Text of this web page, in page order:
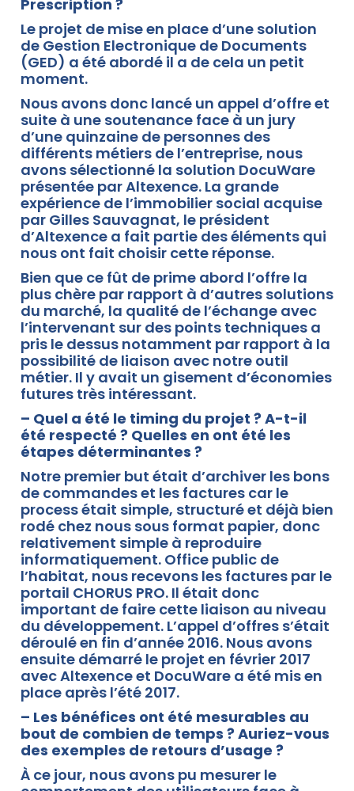
Prescription ?
Le projet de mise en place d’une solution
de Gestion Electronique de Documents
(GED) a été abordé il a de cela un petit
moment.
Nous avons donc lancé un appel d’offre et
suite à une soutenance face à un jury
d’une quinzaine de personnes des
différents métiers de l’entreprise, nous
avons sélectionné la solution DocuWare
présentée par Altexence. La grande
expérience de l’immobilier social acquise
par Gilles Sauvagnat, le président
d’Altexence a fait partie des éléments qui
nous ont fait choisir cette réponse.
Bien que ce fût de prime abord l’offre la
plus chère par rapport à d’autres solutions
du marché, la qualité de l’échange avec
l’intervenant sur des points techniques a
pris le dessus notamment par rapport à la
possibilité de liaison avec notre outil
métier. Il y avait un gisement d’économies
futures très intéressant.
– Quel a été le timing du projet ? A-t-il
été respecté ? Quelles en ont été les
étapes déterminantes ?
Notre premier but était d’archiver les bons
de commandes et les factures car le
process était simple, structuré et déjà bien
rodé chez nous sous format papier, donc
relativement simple à reproduire
informatiquement. Office public de
l’habitat, nous recevons les factures par le
portail CHORUS PRO. Il était donc
important de faire cette liaison au niveau
du développement. L’appel d’offres s’était
déroulé en fin d’année 2016. Nous avons
ensuite démarré le projet en février 2017
avec Altexence et DocuWare a été mis en
place après l’été 2017.
– Les bénéfices ont été mesurables au
bout de combien de temps ? Auriez-vous
des exemples de retours d’usage ?
À ce jour, nous avons pu mesurer le